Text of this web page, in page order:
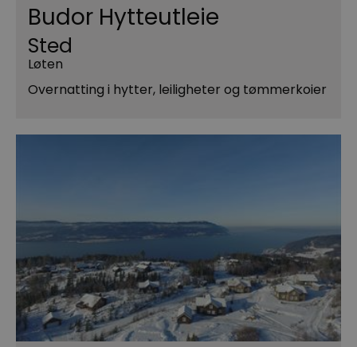
Budor Hytteutleie
Sted
Løten
Overnatting i hytter, leiligheter og tømmerkoier